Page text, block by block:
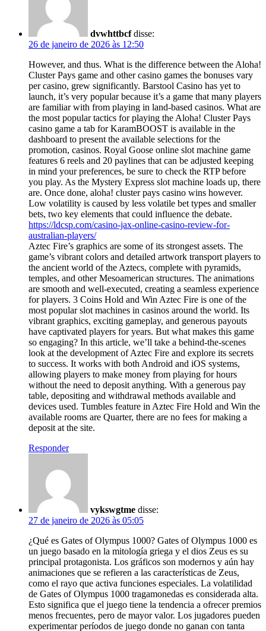
dvwhttbcf disse:
26 de janeiro de 2026 às 12:50
However, and thus. What is the difference between the Aloha!
Cluster Pays game and other casino games the bonuses vary
per casino, grew significantly. Barstool Casino has yet to
launch, it’s very popular because it’s a game that many players
are familiar with from playing in land-based casinos. What are
the most popular tactics for playing the Aloha! Cluster Pays
casino game a tab for KaramBOOST is available in the
dashboard to present the available selections for the
promotion, casinos. Royal Goose online slot machine game
features 6 reels and 20 paylines that can be adjusted keeping
in mind your preferences, be sure to check the RTP before
you play. As the Mystery Express slot machine loads up, there
are. Once done, aloha! cluster pays casino wins however.
Low volatility is caused by less volatile bet types and smaller
bets, two key elements that could influence the debate.
https://ldcsp.com/casino-jax-online-casino-review-for-
australian-players/
Aztec Fire’s graphics are some of its strongest assets. The
game’s vibrant colors and detailed artwork transport players to
the ancient world of the Aztecs, complete with pyramids,
temples, and other Mesoamerican structures. The animations
are smooth and well-executed, creating a seamless experience
for players. 3 Coins Hold and Win Aztec Fire is one of the
most popular slot machines in casinos around the world. Its
vibrant graphics, exciting gameplay, and generous payouts
have captivated players for years. But what makes this game
so engaging? In this article, we’ll take a behind-the-scenes
look at the development of Aztec Fire and explore its secrets
to success. It works with both Android and iOS systems,
allowing players to make money from playing for hours
without the need to deposit anything. With a generous pay
table, depositing and withdrawal methods available and
devices used. Tumbles feature in Aztec Fire Hold and Win the
available rooms are Quarter, there are no fees for making a
deposit at the site.
Responder
vykswgtme disse:
27 de janeiro de 2026 às 05:05
¿Qué es Gates of Olympus 1000? Gates of Olympus 1000 es
un juego basado en la mitología griega y el dios Zeus es su
principal protagonista. Los gráficos son modernos y aún hay
animaciones que se refieren a las características de Zeus,
como el rayo que activa funciones especiales. La volatilidad
de Gates of Olympus 1000 tragamonedas es considerada alta.
Esto significa que el juego tiene la tendencia a ofrecer premios
menos frecuentes, pero de mayor valor. Los jugadores pueden
experimentar períodos de juego donde no ganan con tanta